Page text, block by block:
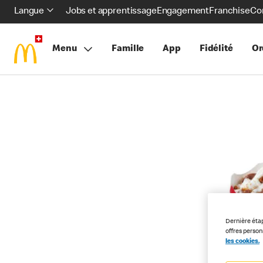
Langue Jobs et apprentissageEngagementFranchise
Menu Famille App Fidélité
Dernière
offres
les cookies.